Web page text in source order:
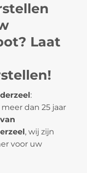
Laat
:
dan 25 jaar
, wij zijn
voor uw